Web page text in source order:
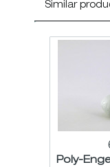
Similar
Poly-